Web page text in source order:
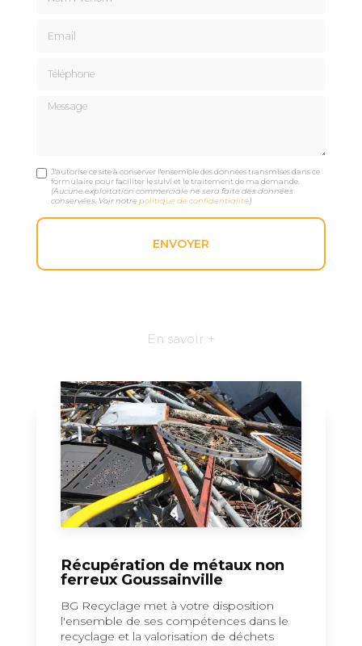
Message
J'autorise ce site à conserver l'ensemble des données transmises dans ce
formulaire pour faciliter le suivi et le traitement de ma demande.
(Aucune exploitation commerciale ne sera faite des données
conservées. Voir notrepolitique de confidentialité)
En savoir +
Récupération de métaux non
ferreux Goussainville
BG Recyclage met à votre disposition
l'ensemble de ses compétences dans le
recyclage et la valorisation de déchets